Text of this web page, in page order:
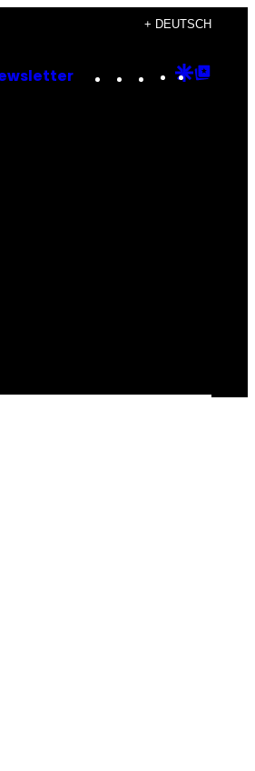
+ DEUTSCH
Instagram
TikTok
YouTube
Google